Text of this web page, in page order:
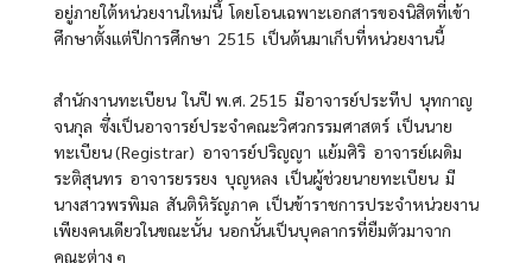
อยู่ภายใต้หน่วยงานใหม่นี้ โดยโอนเฉพาะเอกสารของนิสิตที่เข้า
ศึกษาตั้งแต่ปีการศึกษา 2515 เป็นต้นมาเก็บที่หน่วยงานนี้
สำนักงานทะเบียน ในปี พ.ศ. 2515 มีอาจารย์ประทีป นุทกาญ
จนกุล ซึ่งเป็นอาจารย์ประจำคณะวิศวกรรมศาสตร์ เป็นนาย
ทะเบียน (Registrar) อาจารย์ปริญญา แย้มศิริ อาจารย์เผดิม
ระติสุนทร อาจารยรรยง บุญหลง เป็นผู้ช่วยนายทะเบียน มี
นางสาวพรพิมล สันติหิรัญภาค เป็นข้าราชการประจำหน่วยงาน
เพียงคนเดียวในขณะนั้น นอกนั้นเป็นบุคลากรที่ยืมตัวมาจาก
คณะต่าง ๆ